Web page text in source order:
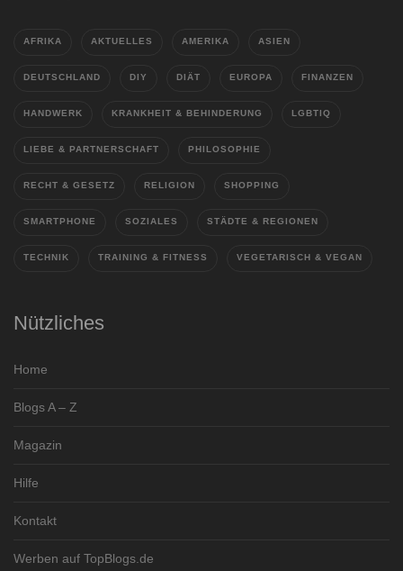
AFRIKA AKTUELLES AMERIKA ASIEN
DEUTSCHLAND DIY DIÄT EUROPA FINANZEN
HANDWERK KRANKHEIT & BEHINDERUNG LGBTIQ
LIEBE & PARTNERSCHAFT PHILOSOPHIE
RECHT & GESETZ RELIGION SHOPPING
SMARTPHONE SOZIALES STÄDTE & REGIONEN
TECHNIK TRAINING & FITNESS VEGETARISCH & VEGAN
Nützliches
Home
Blogs A – Z
Magazin
Hilfe
Kontakt
Werben auf TopBlogs.de